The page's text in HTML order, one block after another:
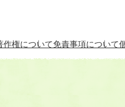
作権について免責事項について